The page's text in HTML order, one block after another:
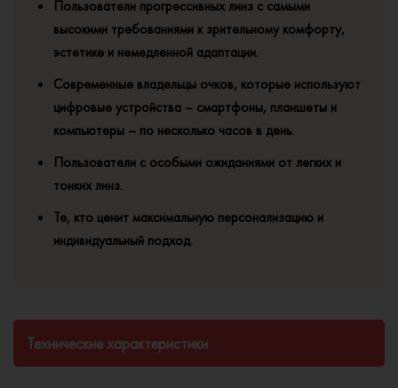
Пользователи прогрессивных линз с самыми
высокими требованиями к зрительному комфорту,
эстетике и немедленной адаптации.
Современные владельцы очков, которые используют
цифровые устройства – смартфоны, планшеты и
компьютеры – по несколько часов в день.
Пользователи с особыми ожиданиями от легких и
тонких линз.
Те, кто ценит максимальную персонализацию и
индивидуальный подход.
Технические характеристики